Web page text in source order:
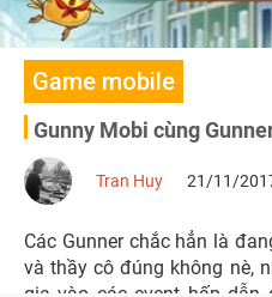
Game mobile
Gunny Mobi cùng
Tran Huy 21/11/
Các Gunner chắc hẳn là
và thầy cô đúng không nè,